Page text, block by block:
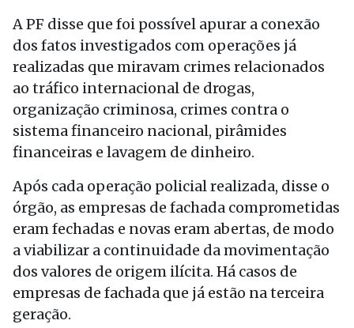
A PF disse que foi possível apurar a conexão
dos fatos investigados com operações já
realizadas que miravam crimes relacionados
ao tráfico internacional de drogas,
organização criminosa, crimes contra o
sistema financeiro nacional, pirâmides
financeiras e lavagem de dinheiro.
Após cada operação policial realizada, disse o
órgão, as empresas de fachada comprometidas
eram fechadas e novas eram abertas, de modo
a viabilizar a continuidade da movimentação
dos valores de origem ilícita. Há casos de
empresas de fachada que já estão na terceira
geração.